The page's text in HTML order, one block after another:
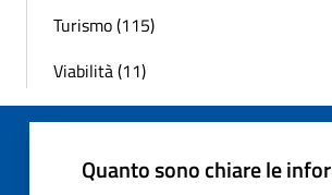
Turismo (115)
Viabilità (11)
Quanto sono chiare le